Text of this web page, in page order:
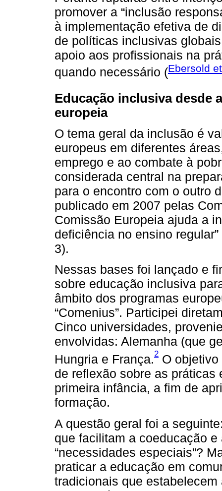
promover a “inclusão
à implementação efetiva de
de políticas inclusivas
apoio aos profissionais na
quando necessário (Ebersold
Educação inclusiva desde
europeia
O tema geral da inclusão é
europeus em diferentes
emprego e ao combate à
considerada central na
para o encontro com o outro
publicado em 2007 pelas
Comissão Europeia ajuda a
deficiência no ensino
3).
Nessas bases foi lançado e
sobre educação inclusiva
âmbito dos programas
“Comenius”. Participei
Cinco universidades,
envolvidas: Alemanha (que
Hungria e França.2 O
de reflexão sobre as
primeira infância, a fim de
formação.
A questão geral foi a
que facilitam a coeducação
“necessidades especiais”?
praticar a educação em
tradicionais que